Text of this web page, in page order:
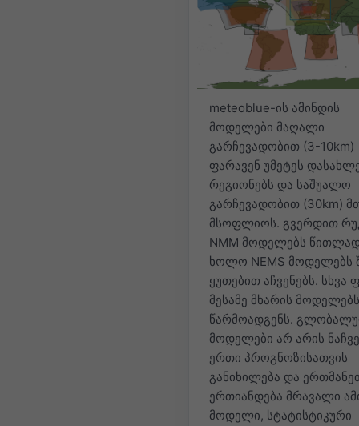
meteoblue-ის ამინდის
მოდელები მაღალი
გარჩევადობით (3-10km)
ფარავენ უმეტეს
რეგიონებს და საშუალო
გარჩევადობით (30km)
მსოფლიოს. გვერდით
NMM მოდელებს
ხოლო NEMS მოდელებს
ყუთებით აჩვენებს. სხვა
მესამე მხარის მოდელებს
წარმოადგენს.
მოდელები არ არის
ერთი პროგნოზისათვის
განიხილება და
ერთიანდება მრავალი
მოდელი, სტატისტიკური